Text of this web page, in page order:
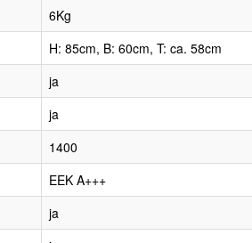
6Kg
H: 85cm, B: 60cm, T: ca. 58cm
ja
ja
1400
EEK A+++
ja